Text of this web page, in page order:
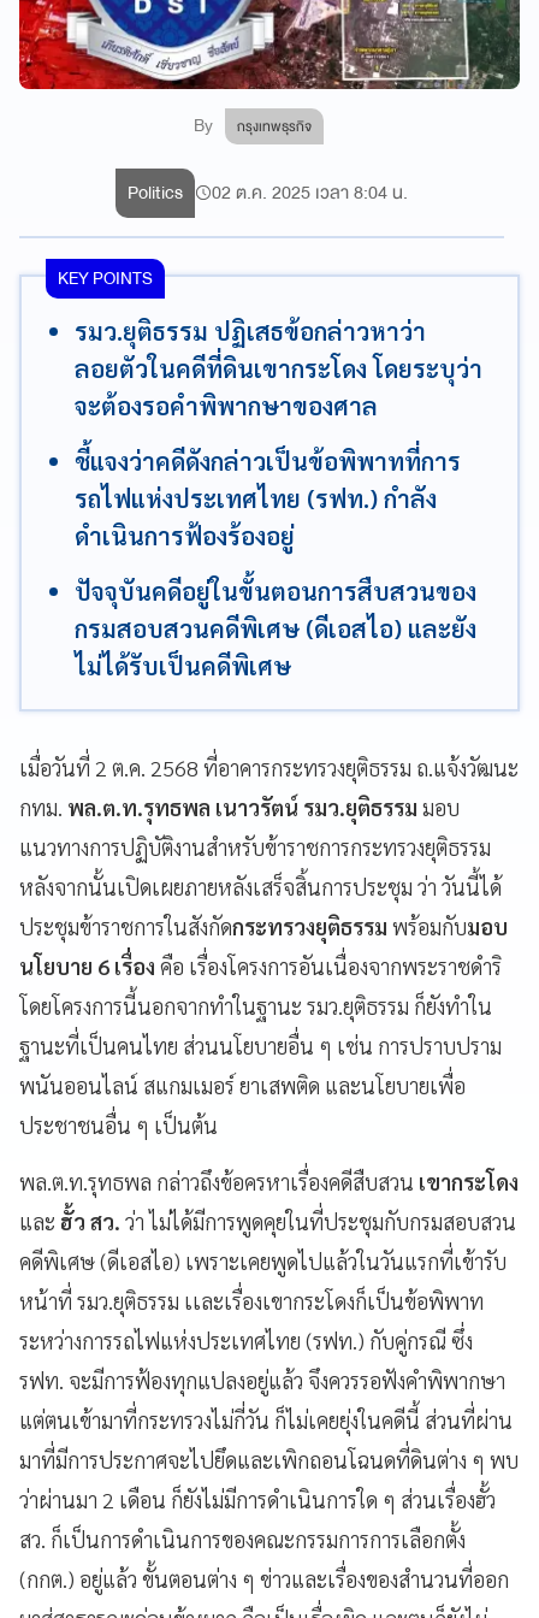
By กรุงเทพธุรกิจ
Politics 02 ต.ค. 2025 เวลา 8:04 น.
KEY POINTS
รมว.ยุติธรรม ปฏิเสธข้อกล่าวหาว่า
ลอยตัวในคดีที่ดินเขากระโดง โดยระบุว่า
จะต้องรอคำพิพากษาของศาล
ชี้แจงว่าคดีดังกล่าวเป็นข้อพิพาทที่การ
รถไฟแห่งประเทศไทย (รฟท.) กำลัง
ดำเนินการฟ้องร้องอยู่
ปัจจุบันคดีอยู่ในขั้นตอนการสืบสวนของ
กรมสอบสวนคดีพิเศษ (ดีเอสไอ) และยัง
ไม่ได้รับเป็นคดีพิเศษ
เมื่อวันที่ 2 ต.ค. 2568 ที่อาคารกระทรวงยุติธรรม ถ.แจ้งวัฒนะ
กทม. พล.ต.ท.รุทธพล เนาวรัตน์ รมว.ยุติธรรม มอบ
แนวทางการปฏิบัติงานสำหรับข้าราชการกระทรวงยุติธรรม
หลังจากนั้นเปิดเผยภายหลังเสร็จสิ้นการประชุม ว่า วันนี้ได้
ประชุมข้าราชการในสังกัดกระทรวงยุติธรรม พร้อมกับมอบ
นโยบาย 6 เรื่อง คือ เรื่องโครงการอันเนื่องจากพระราชดำริ
โดยโครงการนี้นอกจากทำในฐานะ รมว.ยุติธรรม ก็ยังทำใน
ฐานะที่เป็นคนไทย ส่วนนโยบายอื่น ๆ เช่น การปราบปราม
พนันออนไลน์ สแกมเมอร์ ยาเสพติด และนโยบายเพื่อ
ประชาชนอื่น ๆ เป็นต้น
พล.ต.ท.รุทธพล กล่าวถึงข้อครหาเรื่องคดีสืบสวน เขากระโดง
และ ฮั้ว สว. ว่า ไม่ได้มีการพูดคุยในที่ประชุมกับกรมสอบสวน
คดีพิเศษ (ดีเอสไอ) เพราะเคยพูดไปแล้วในวันแรกที่เข้ารับ
หน้าที่ รมว.ยุติธรรม เเละเรื่องเขากระโดงก็เป็นข้อพิพาท
ระหว่างการรถไฟแห่งประเทศไทย (รฟท.) กับคู่กรณี ซึ่ง
รฟท. จะมีการฟ้องทุกแปลงอยู่แล้ว จึงควรรอฟังคำพิพากษา
แต่ตนเข้ามาที่กระทรวงไม่กี่วัน ก็ไม่เคยยุ่งในคดีนี้ ส่วนที่ผ่าน
มาที่มีการประกาศจะไปยึดและเพิกถอนโฉนดที่ดินต่าง ๆ พบ
ว่าผ่านมา 2 เดือน ก็ยังไม่มีการดำเนินการใด ๆ ส่วนเรื่องฮั้ว
สว. ก็เป็นการดำเนินการของคณะกรรมการการเลือกตั้ง
(กกต.) อยู่แล้ว ขั้นตอนต่าง ๆ ข่าวและเรื่องของสำนวนที่ออก